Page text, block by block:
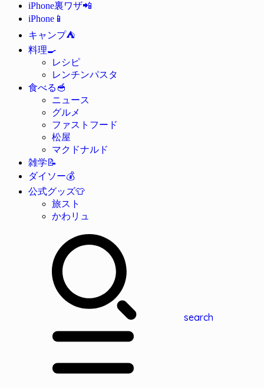
iPhone裏ワザ📲
iPhone 📱
キャンプ⛺
料理🍳
レシピ
レンチンパスタ
食べる 🥣
ニュース
グルメ
ファストフード
松屋
マクドナルド
雑学📝
ダイソー💰
公式グッズ👕
旅スト
かわリュ
search